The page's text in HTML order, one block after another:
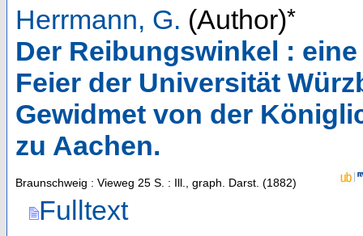
Herrmann, G. (Author)*
Der Reibungswinkel :
Feier der Universität
Gewidmet von der
zu Aachen.
Braunschweig : Vieweg 25 S. : Ill., graph. Darst. (1882)
Fulltext